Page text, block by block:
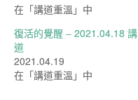
在「講道重溫」中
復活的覺醒 – 2021.04.18 講
道
2021.04.19
在「講道重溫」中